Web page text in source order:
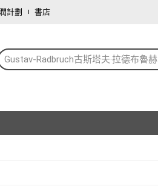
計劃 書店
Gustav-Radbruch古斯塔夫‧拉德布魯赫